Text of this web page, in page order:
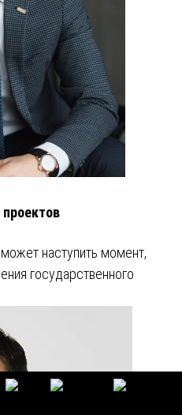
наступить момент,
государственного